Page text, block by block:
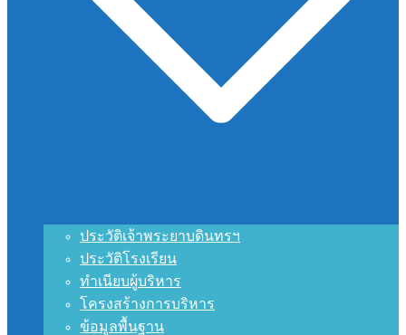
ประวัติเจ้าพระยาบดินทรฯ
ประวัติโรงเรียน
ทำเนียบผู้บริหาร
โครงสร้างการบริหาร
ข้อมูลพื้นฐาน